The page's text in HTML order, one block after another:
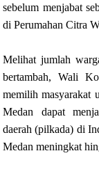
sebelum menjabat
di Perumahan Citra
Melihat jumlah
bertambah, Wali
memilih masyarakat
Medan dapat
daerah (pilkada) di
Medan meningkat